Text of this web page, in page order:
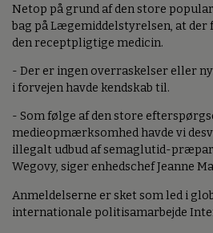
Netop på grund af den store
bag på Lægemiddelstyrelsen, at
den receptpligtige medicin.
- Der er ingen overraskelser eller
i forvejen havde kendskab til.
- Som følge af den store
medieopmærksomhed havde vi
illegalt udbud af semaglutid-
Wegovy, siger enhedschef Jeanne
Anmeldelserne er sket som led i
internationale politisamarbejde